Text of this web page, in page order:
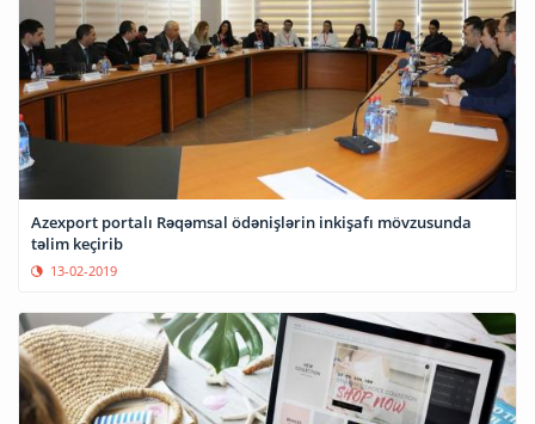
Azexport portalı Rəqəmsal ödənişlərin inkişafı mövzusunda
təlim keçirib
13-02-2019